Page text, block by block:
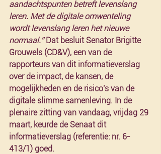
aandachtspunten betreft levenslang
leren. Met de digitale omwenteling
wordt levenslang leren het nieuwe
normaal.” Dat besluit Senator Brigitte
Grouwels (CD&V), een van de
rapporteurs van dit informatieverslag
over de impact, de kansen, de
mogelijkheden en de risico's van de
digitale slimme samenleving. In de
plenaire zitting van vandaag, vrijdag 29
maart, keurde de Senaat dit
informatieverslag (referentie: nr. 6-
413/1) goed.